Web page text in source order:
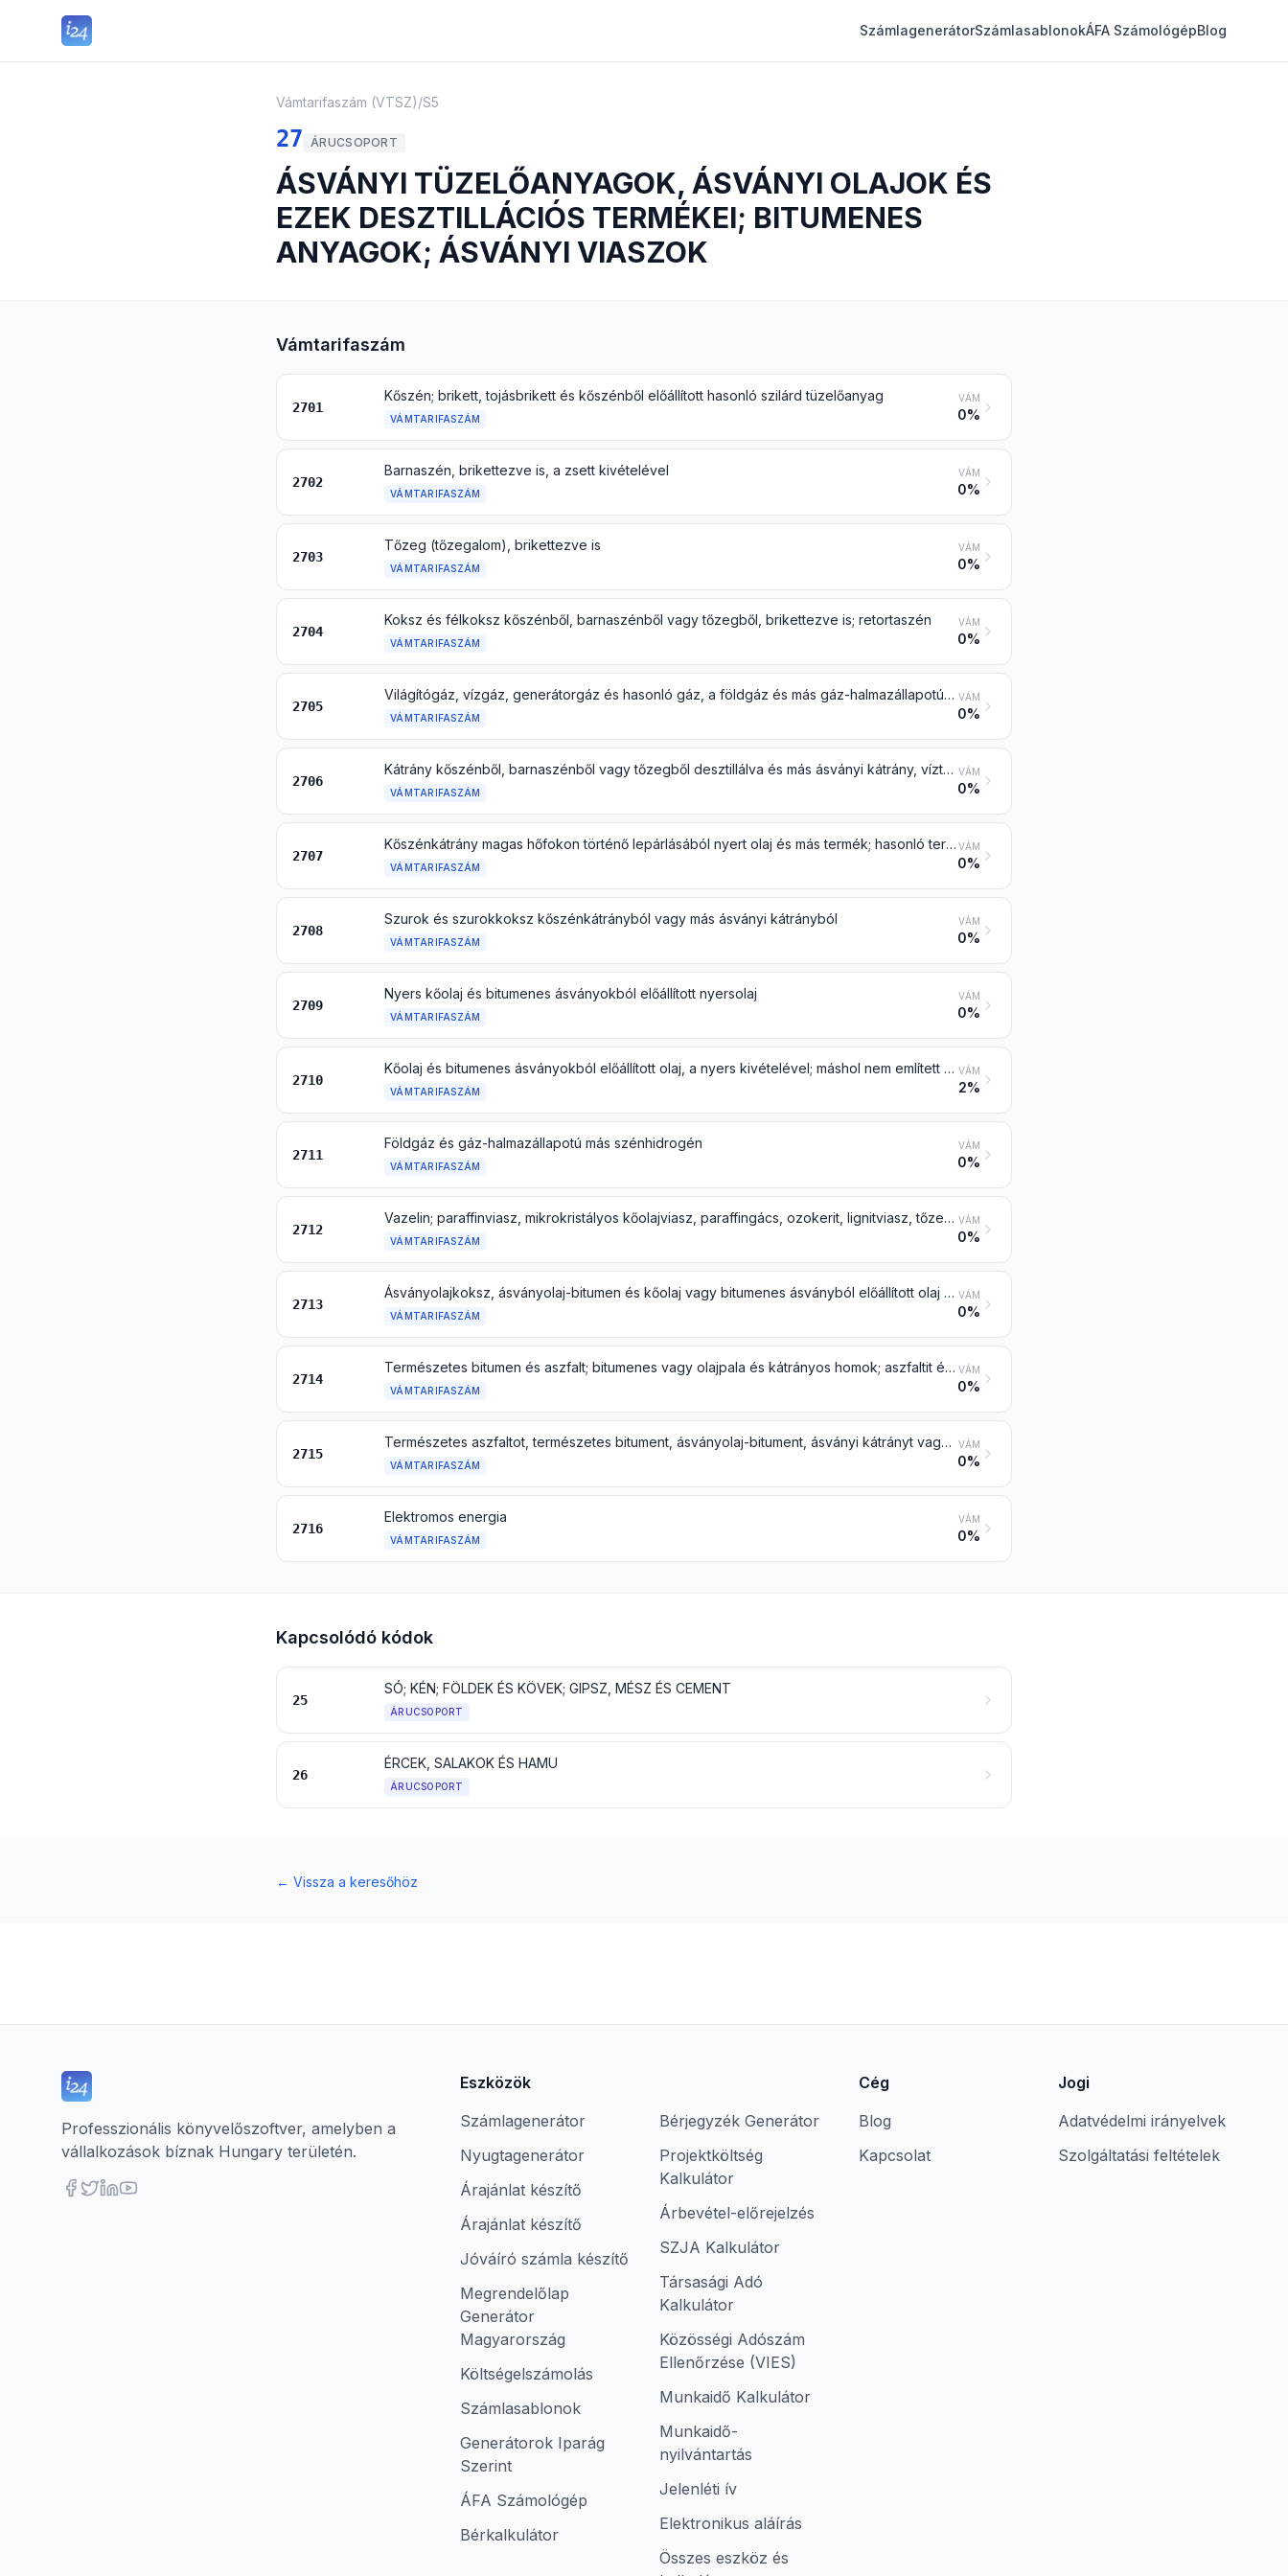
SzámlagenerátorSzámlasablonokÁFA SzámológépBlog
Vámtarifaszám (VTSZ)/S5
27 ÁRUCSOPORT
ÁSVÁNYI TÜZELŐANYAGOK, ÁSVÁNYI OLAJOK ÉS
EZEK DESZTILLÁCIÓS TERMÉKEI; BITUMENES
ANYAGOK; ÁSVÁNYI VIASZOK
Vámtarifaszám
2701
Kőszén; brikett, tojásbrikett és kőszénből előállított hasonló szilárd tüzelőanyag
VÁMTARIFASZÁM
VÁM
0%
2702
Barnaszén, brikettezve is, a zsett kivételével
VÁMTARIFASZÁM
VÁM
0%
2703
Tőzeg (tőzegalom), brikettezve is
VÁMTARIFASZÁM
VÁM
0%
2704
Koksz és félkoksz kőszénből, barnaszénből vagy tőzegből, brikettezve is; retortaszén
VÁMTARIFASZÁM
VÁM
0%
2705
Világítógáz, vízgáz, generátorgáz és hasonló gáz, a földgáz és más gáz-halmazállapotú szénhidrogén kivételével
VÁMTARIFASZÁM
VÁM
0%
2706
Kátrány kőszénből, barnaszénből vagy tőzegből desztillálva és más ásványi kátrány, víztelenítve is, vagy részlegesen desztillálva, beleértve a rekonstruált kátrányt is
VÁMTARIFASZÁM
VÁM
0%
2707
Kőszénkátrány magas hőfokon történő lepárlásából nyert olaj és más termék; hasonló termékek, amelyekben az aromás alkotórészek tömege meghaladja a nem aromás alkotórészek tömegét
VÁMTARIFASZÁM
VÁM
0%
2708
Szurok és szurokkoksz kőszénkátrányból vagy más ásványi kátrányból
VÁMTARIFASZÁM
VÁM
0%
2709
Nyers kőolaj és bitumenes ásványokból előállított nyersolaj
VÁMTARIFASZÁM
VÁM
0%
2710
Kőolaj és bitumenes ásványokból előállított olaj, a nyers kivételével; máshol nem említett olyan készítmény, amely legalább 70 tömegszázalékban kőolajat vagy bitumenes ásványokból előállított olajat tartalmaz, és ez az olaj a készítmény lényeges alkotórésze; olajhulladék
VÁMTARIFASZÁM
VÁM
2%
2711
Földgáz és gáz-halmazállapotú más szénhidrogén
VÁMTARIFASZÁM
VÁM
0%
2712
Vazelin; paraffinviasz, mikrokristályos kőolajviasz, paraffingács, ozokerit, lignitviasz, tőzegviasz, más ásványi viasz és szintézissel vagy más eljárással előállított hasonló termék, színezve is
VÁMTARIFASZÁM
VÁM
0%
2713
Ásványolajkoksz, ásványolaj-bitumen és kőolaj vagy bitumenes ásványból előállított olaj más maradéka
VÁMTARIFASZÁM
VÁM
0%
2714
Természetes bitumen és aszfalt; bitumenes vagy olajpala és kátrányos homok; aszfaltit és aszfaltkő
VÁMTARIFASZÁM
VÁM
0%
2715
Természetes aszfaltot, természetes bitument, ásványolaj-bitument, ásványi kátrányt vagy ásványi kátrányszurkot tartalmazó bitumenes keverék (pl. bitumenes masztix, lepárlási maradvány)
VÁMTARIFASZÁM
VÁM
0%
2716
Elektromos energia
VÁMTARIFASZÁM
VÁM
0%
Kapcsolódó kódok
25
SÓ; KÉN; FÖLDEK ÉS KÖVEK; GIPSZ, MÉSZ ÉS CEMENT
ÁRUCSOPORT
26
ÉRCEK, SALAKOK ÉS HAMU
ÁRUCSOPORT
← Vissza a keresőhöz
Professzionális könyvelőszoftver, amelyben a
vállalkozások bíznak Hungary területén.
Eszközök
Számlagenerátor
Nyugtagenerátor
Árajánlat készítő
Árajánlat készítő
Jóváíró számla készítő
Megrendelőlap
Generátor
Magyarország
Költségelszámolás
Számlasablonok
Generátorok Iparág
Szerint
ÁFA Számológép
Bérkalkulátor
Bérjegyzék Generátor
Projektköltség
Kalkulátor
Árbevétel-előrejelzés
SZJA Kalkulátor
Társasági Adó
Kalkulátor
Közösségi Adószám
Ellenőrzése (VIES)
Munkaidő Kalkulátor
Munkaidő-
nyilvántartás
Jelenléti ív
Elektronikus aláírás
Összes eszköz és
Cég
Blog
Kapcsolat
Jogi
Adatvédelmi irányelvek
Szolgáltatási feltételek